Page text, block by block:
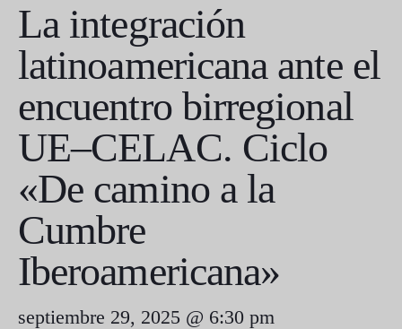
La integración
latinoamericana ante el
encuentro birregional
UE–CELAC. Ciclo
«De camino a la
Cumbre
Iberoamericana»
septiembre 29, 2025 @ 6:30 pm